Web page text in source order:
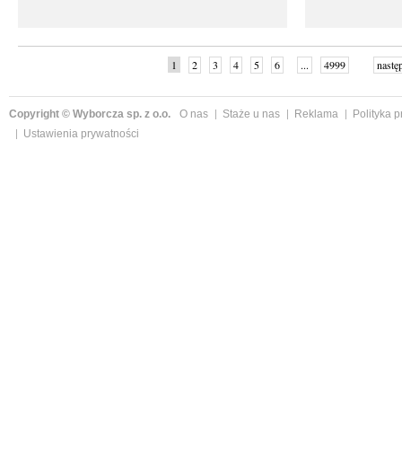
1 2 3 4 5 6 ... 4999
Copyright © Wyborcza sp. z o.o. O nas Staże u nas Reklama
Polityka
Ustawienia prywatności